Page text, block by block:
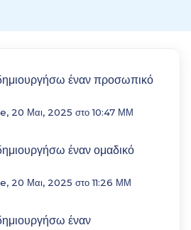
έναν προσωπικό
20 Μαι, 2025 στο 10:47 ΜΜ
έναν ομαδικό
20 Μαι, 2025 στο 11:26 ΜΜ
έναν